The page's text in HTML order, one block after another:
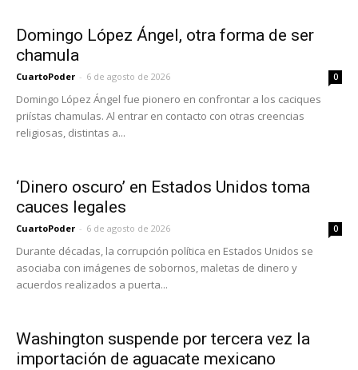
Domingo López Ángel, otra forma de ser
chamula
CuartoPoder - 6 de agosto de 2026 0
Domingo López Ángel fue pionero en confrontar a los caciques
priístas chamulas. Al entrar en contacto con otras creencias
religiosas, distintas a...
‘Dinero oscuro’ en Estados Unidos toma
cauces legales
CuartoPoder - 6 de agosto de 2026 0
Durante décadas, la corrupción política en Estados Unidos se
asociaba con imágenes de sobornos, maletas de dinero y
acuerdos realizados a puerta...
Washington suspende por tercera vez la
importación de aguacate mexicano